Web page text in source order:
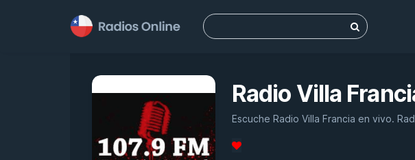
Buscar:
Radio Villa
Escuche Radio Villa Francia en vivo.